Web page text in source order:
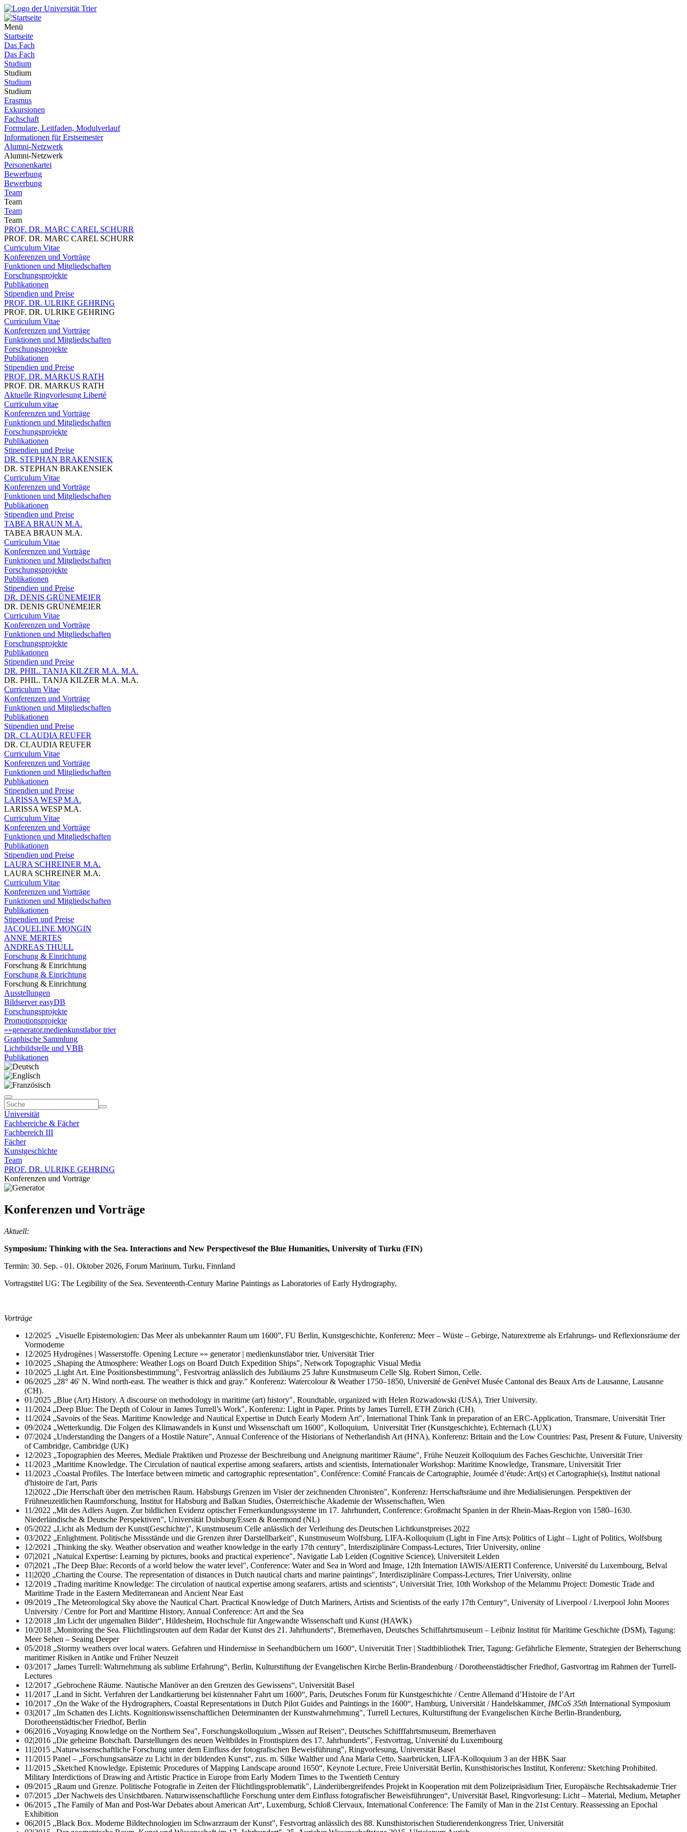
Menü
Startseite
Das Fach
Das Fach
Studium
Studium
Studium
Studium
Erasmus
Exkursionen
Fachschaft
Formulare, Leitfaden, Modulverlauf
Informationen für Erstsemester
Alumni-Netzwerk
Alumni-Netzwerk
Personenkartei
Bewerbung
Bewerbung
Team
Team
Team
Team
PROF. DR. MARC CAREL SCHURR
PROF. DR. MARC CAREL SCHURR
Curriculum Vitae
Konferenzen und Vorträge
Funktionen und Mitgliedschaften
Forschungsprojekte
Publikationen
Stipendien und Preise
PROF. DR. ULRIKE GEHRING
PROF. DR. ULRIKE GEHRING
Curriculum Vitae
Konferenzen und Vorträge
Funktionen und Mitgliedschaften
Forschungsprojekte
Publikationen
Stipendien und Preise
PROF. DR. MARKUS RATH
PROF. DR. MARKUS RATH
Aktuelle Ringvorlesung Liberté
Curriculum vitae
Konferenzen und Vorträge
Funktionen und Mitgliedschaften
Forschungsprojekte
Publikationen
Stipendien und Preise
DR. STEPHAN BRAKENSIEK
DR. STEPHAN BRAKENSIEK
Curriculum Vitae
Konferenzen und Vorträge
Funktionen und Mitgliedschaften
Publikationen
Stipendien und Preise
TABEA BRAUN M.A.
TABEA BRAUN M.A.
Curriculum Vitae
Konferenzen und Vorträge
Funktionen und Mitgliedschaften
Forschungsprojekte
Publikationen
Stipendien und Preise
DR. DENIS GRÜNEMEIER
DR. DENIS GRÜNEMEIER
Curriculum Vitae
Konferenzen und Vorträge
Funktionen und Mitgliedschaften
Forschungsprojekte
Publikationen
Stipendien und Preise
DR. PHIL. TANJA KILZER M.A. M.A.
DR. PHIL. TANJA KILZER M.A. M.A.
Curriculum Vitae
Konferenzen und Vorträge
Funktionen und Mitgliedschaften
Publikationen
Stipendien und Preise
DR. CLAUDIA REUFER
DR. CLAUDIA REUFER
Curriculum Vitae
Konferenzen und Vorträge
Funktionen und Mitgliedschaften
Publikationen
Stipendien und Preise
LARISSA WESP M.A.
LARISSA WESP M.A.
Curriculum Vitae
Konferenzen und Vorträge
Funktionen und Mitgliedschaften
Publikationen
Stipendien und Preise
LAURA SCHREINER M.A.
LAURA SCHREINER M.A.
Curriculum Vitae
Konferenzen und Vorträge
Funktionen und Mitgliedschaften
Publikationen
Stipendien und Preise
JACQUELINE MONGIN
ANNE MERTES
ANDREAS THULL
Forschung & Einrichtung
Forschung & Einrichtung
Forschung & Einrichtung
Forschung & Einrichtung
Ausstellungen
Bildserver easyDB
Forschungsprojekte
Promotionsprojekte
»»generator.medienkunstlabor trier
Graphische Sammlung
Lichtbildstelle und VBB
Publikationen
Universität
Fachbereiche & Fächer
Fachbereich III
Fächer
Kunstgeschichte
Team
PROF. DR. ULRIKE GEHRING
Konferenzen und Vorträge
Konferenzen und Vorträge
Aktuell:
Symposium: Thinking with the Sea. Interactions and New Perspectivesof the Blue Humanities, University of Turku (FIN)
Termin: 30. Sep. - 01. Oktober 2026, Forum Marinum, Turku, Finnland
Vortragstitel UG: The Legibility of the Sea. Seventeenth-Century Marine Paintings as Laboratories of Early Hydrography,
Vorträge
12/2025 „Visuelle Epistemologien: Das Meer als unbekannter Raum um 1600”, FU Berlin, Kunstgeschichte, Konferenz: Meer – Wüste – Gebirge, Naturextreme als Erfahrungs- und Reflexionsräume der
Vormoderne
12/2025 Hydrogènes | Wasserstoffe. Opening Lecture »» generator | medienkunstlabor trier, Universität Trier
10/2025 „Shaping the Atmosphere: Weather Logs on Board Dutch Expedition Ships", Network Topographic Visual Media
10/2025 „Light Art. Eine Positionsbestimmung", Festvortrag anlässlich des Jubiläums 25 Jahre Kunstmuseum Celle Slg. Robert Simon, Celle.
06/2025 „28° 46' N. Wind north-east. The weather is thick and gray." Konferenz: Watercolour & Weather 1750–1850, Université de Genèveï Musée Cantonal des Beaux Arts de Lausanne, Lausanne
(CH).
01/2025 „Blue (Art) History. A discourse on methodology in maritime (art) history", Roundtable, organized with Helen Rozwadowski (USA), Trier University.
11/2024 „Deep Blue: The Depth of Colour in James Turrell’s Work", Konferenz: Light in Paper. Prints by James Turrell, ETH Zürich (CH).
11/2024 „Savoirs of the Seas. Maritime Knowledge and Nautical Expertise in Dutch Eearly Modern Art", International Think Tank in preparation of an ERC-Application, Transmare, Universität Trier
09/2024 „Wetterkundig. Die Folgen des Klimawandels in Kunst und Wissenschaft um 1600", Kolloquium, Universität Trier (Kunstgeschichte), Echternach (LUX)
07/2024 „Understanding the Dangers of a Hostile Nature", Annual Conference of the Historians of Netherlandish Art (HNA), Konferenz: Britain and the Low Countries: Past, Present & Future, University
of Cambridge, Cambridge (UK)
12/2023 „Topographien des Meeres, Mediale Praktiken und Prozesse der Beschreibung und Aneignung maritimer Räume", Frühe Neuzeit Kolloquium des Faches Geschichte, Universität Trier
11/2023 „Maritime Knowledge. The Circulation of nautical expertise among seafarers, artists and scientists, Internationaler Workshop: Maritime Knowledge, Transmare, Universität Trier
11/2023 „Coastal Profiles. The Interface between mimetic and cartographic representation", Conférence: Comité Francais de Cartographie, Journée d’étude: Art(s) et Cartographie(s), Institut national
d'histoire de l'art, Paris
12|2022 „Die Herrschaft über den metrischen Raum. Habsburgs Grenzen im Visier der zeichnenden Chronisten", Konferenz: Herrschaftsräume und ihre Medialisierungen. Perspektiven der
Frühneuzeitlichen Raumforschung, Institut for Habsburg and Balkan Studies, Österreichische Akademie der Wissenschaften, Wien
11/2022 „Mit des Adlers Augen. Zur bildlichen Evidenz optischer Fernerkundungssysteme im 17. Jahrhundert, Conference: Großmacht Spanien in der Rhein-Maas-Region von 1580–1630.
Niederländische & Deutsche Perspektiven", Universität Duisburg/Essen & Roermond (NL)
05/2022 „Licht als Medium der Kunst(Geschichte)", Kunstmuseum Celle anlässlich der Verleihung des Deutschen Lichtkunstpreises 2022
03/2022 „Enlightment. Politische Missstände und die Grenzen ihrer Darstellbarkeit", Kunstmuseum Wolfsburg, LIFA-Kolloquium (Light in Fine Arts): Politics of Light – Light of Politics, Wolfsburg
12/2021 „Thinking the sky. Weather observation and weather knowledge in the early 17th century", Interdisziplinäre Compass-Lectures, Trier University, online
07|2021 „Natuical Expertise: Learning by pictures, books and practical experience", Navigatie Lab Leiden (Cognitive Science), Universiteit Leiden
07|2021 „The Deep Blue: Records of a world below the water level", Conference: Water and Sea in Word and Image, 12th Internation IAWIS/AIERTI Conference, Université du Luxembourg, Belval
11|2020 „Charting the Course. The representation of distances in Dutch nautical charts and marine paintings", Interdisziplinäre Compass-Lectures, Trier University, online
12/2019 „Trading maritime Knowledge: The circulation of nautical expertise among seafarers, artists and scientists“, Universität Trier, 10th Workshop of the Melammu Project: Domestic Trade and
Maritime Trade in the Eastern Mediterranean and Ancient Near East
09/2019 „The Meteorological Sky above the Nautical Chart. Practical Knowledge of Dutch Mariners, Artists and Scientists of the early 17th Century“, University of Liverpool / Liverpool John Moores
University / Centre for Port and Maritime History, Annual Conference: Art and the Sea
12/2018 „Im Licht der ungemalten Bilder“, Hildesheim, Hochschule für Angewandte Wissenschaft und Kunst (HAWK)
10/2018 „Monitoring the Sea. Flüchtlingsrouten auf dem Radar der Kunst des 21. Jahrhunderts“, Bremerhaven, Deutsches Schiffahrtsmuseum – Leibniz Institut für Maritime Geschichte (DSM), Tagung:
Meer Sehen – Seaing Deeper
05/2018 „Stormy weathers over local waters. Gefahren und Hindernisse in Seehandbüchern um 1600“, Universität Trier | Stadtbibliothek Trier, Tagung: Gefährliche Elemente, Strategien der Beherrschung
maritimer Risiken in Antike und Früher Neuzeit
03/2017 „James Turrell: Wahrnehmung als sublime Erfahrung“, Berlin, Kulturstiftung der Evangelischen Kirche Berlin-Brandenburg / Dorotheenstädtischer Friedhof, Gastvortrag im Rahmen der Turrell-
Lectures
12/2017 „Gebrochene Räume. Nautische Manöver an den Grenzen des Gewissens“, Universität Basel
11/2017 „Land in Sicht. Verfahren der Landkartierung bei küstennaher Fahrt um 1600“, Paris, Deutsches Forum für Kunstgeschichte / Centre Allemand d’Histoire de l’Art
10/2017 „On the Wake of the Hydrographers, Coastal Representations in Dutch Pilot Guides and Paintings in the 1600“, Hamburg, Universität / Handelskammer, IMCoS 35th International Symposium
03|2017 „Im Schatten des Lichts. Kognitionswissenschaftlichen Determinanten der Kunstwahrnehmung", Turrell Lectures, Kulturstiftung der Evangelischen Kirche Berlin-Brandenburg,
Dorotheenstädtischer Friedhof, Berlin
06|2016 „Voyaging Knowledge on the Northern Sea", Forschungskolloquium „Wissen auf Reisen“, Deutsches Schifffahrtsmuseum, Bremerhaven
02|2016 „Die geheime Botschaft. Darstellungen des neuen Weltbildes in Frontispizen des 17. Jahrhunderts", Festvortrag, Université du Luxembourg
11|2015 „Naturwissenschaftliche Forschung unter dem Einfluss der fotografischen Beweisführung", Ringvorlesung, Universität Basel
11/2015 Panel – „Forschungsansätze zu Licht in der bildenden Kunst“, zus. m. Silke Walther und Ana Maria Cetto, Saarbrücken, LIFA-Kolloquium 3 an der HBK Saar
11/2015 „Sketched Knowledge. Epistemic Procedures of Mapping Landscape around 1650“, Keynote Lecture, Freie Universität Berlin, Kunsthistorisches Institut, Konferenz: Sketching Prohibited.
Military Interdictions of Drawing and Artistic Practice in Europe from Early Modern Times to the Twentieth Century
09/2015 „Raum und Grenze. Politische Fotografie in Zeiten der Flüchtlingsproblematik", Länderübergreifendes Projekt in Kooperation mit dem Polizeipräsidium Trier, Europäische Rechtsakademie Trier
07/2015 „Der Nachweis des Unsichtbaren. Naturwissenschaftliche Forschung unter dem Einfluss fotografischer Beweisführungen“, Universität Basel, Ringvorlesung: Licht – Material, Medium, Metapher
06/2015 „The Family of Man and Post-War Debates about American Art“, Luxemburg, Schloß Clervaux, International Conference: The Family of Man in the 21st Century. Reassessing an Epochal
Exhibition
06|2015 „Black Box. Moderne Bildtechnologien im Schwarzraum der Kunst", Festvortrag anlässlich des 88. Kunsthistorischen Studierendenkongress Trier, Universität